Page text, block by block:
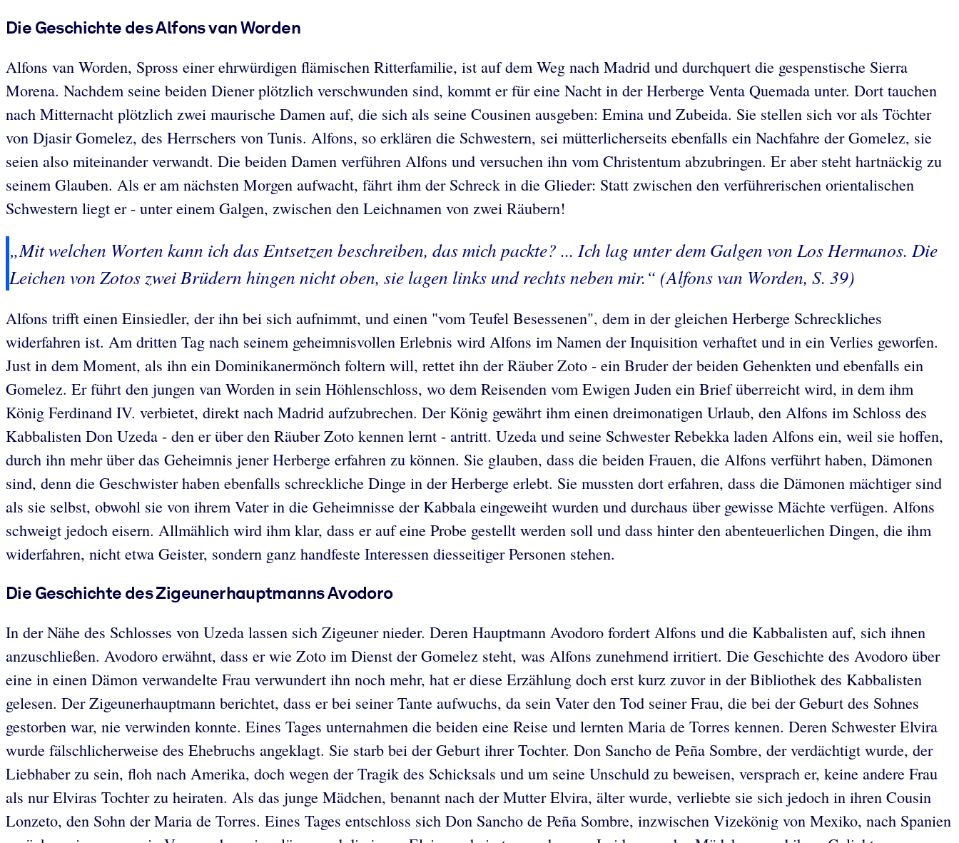
Die Geschichte des Alfons van Worden
Alfons van Worden, Spross einer ehrwürdigen flämischen Ritterfamilie, ist auf dem Weg nach Madrid und durchquert die gespenstische Sierra
Morena. Nachdem seine beiden Diener plötzlich verschwunden sind, kommt er für eine Nacht in der Herberge Venta Quemada unter. Dort tauchen
nach Mitternacht plötzlich zwei maurische Damen auf, die sich als seine Cousinen ausgeben: Emina und Zubeida. Sie stellen sich vor als Töchter
von Djasir Gomelez, des Herrschers von Tunis. Alfons, so erklären die Schwestern, sei mütterlicherseits ebenfalls ein Nachfahre der Gomelez, sie
seien also miteinander verwandt. Die beiden Damen verführen Alfons und versuchen ihn vom Christentum abzubringen. Er aber steht hartnäckig zu
seinem Glauben. Als er am nächsten Morgen aufwacht, fährt ihm der Schreck in die Glieder: Statt zwischen den verführerischen orientalischen
Schwestern liegt er - unter einem Galgen, zwischen den Leichnamen von zwei Räubern!
„Mit welchen Worten kann ich das Entsetzen beschreiben, das mich packte? ... Ich lag unter dem Galgen von Los Hermanos. Die
Leichen von Zotos zwei Brüdern hingen nicht oben, sie lagen links und rechts neben mir.“ (Alfons van Worden, S. 39)
Alfons trifft einen Einsiedler, der ihn bei sich aufnimmt, und einen "vom Teufel Besessenen", dem in der gleichen Herberge Schreckliches
widerfahren ist. Am dritten Tag nach seinem geheimnisvollen Erlebnis wird Alfons im Namen der Inquisition verhaftet und in ein Verlies geworfen.
Just in dem Moment, als ihn ein Dominikanermönch foltern will, rettet ihn der Räuber Zoto - ein Bruder der beiden Gehenkten und ebenfalls ein
Gomelez. Er führt den jungen van Worden in sein Höhlenschloss, wo dem Reisenden vom Ewigen Juden ein Brief überreicht wird, in dem ihm
König Ferdinand IV. verbietet, direkt nach Madrid aufzubrechen. Der König gewährt ihm einen dreimonatigen Urlaub, den Alfons im Schloss des
Kabbalisten Don Uzeda - den er über den Räuber Zoto kennen lernt - antritt. Uzeda und seine Schwester Rebekka laden Alfons ein, weil sie hoffen,
durch ihn mehr über das Geheimnis jener Herberge erfahren zu können. Sie glauben, dass die beiden Frauen, die Alfons verführt haben, Dämonen
sind, denn die Geschwister haben ebenfalls schreckliche Dinge in der Herberge erlebt. Sie mussten dort erfahren, dass die Dämonen mächtiger sind
als sie selbst, obwohl sie von ihrem Vater in die Geheimnisse der Kabbala eingeweiht wurden und durchaus über gewisse Mächte verfügen. Alfons
schweigt jedoch eisern. Allmählich wird ihm klar, dass er auf eine Probe gestellt werden soll und dass hinter den abenteuerlichen Dingen, die ihm
widerfahren, nicht etwa Geister, sondern ganz handfeste Interessen diesseitiger Personen stehen.
Die Geschichte des Zigeunerhauptmanns Avodoro
In der Nähe des Schlosses von Uzeda lassen sich Zigeuner nieder. Deren Hauptmann Avodoro fordert Alfons und die Kabbalisten auf, sich ihnen
anzuschließen. Avodoro erwähnt, dass er wie Zoto im Dienst der Gomelez steht, was Alfons zunehmend irritiert. Die Geschichte des Avodoro über
eine in einen Dämon verwandelte Frau verwundert ihn noch mehr, hat er diese Erzählung doch erst kurz zuvor in der Bibliothek des Kabbalisten
gelesen. Der Zigeunerhauptmann berichtet, dass er bei seiner Tante aufwuchs, da sein Vater den Tod seiner Frau, die bei der Geburt des Sohnes
gestorben war, nie verwinden konnte. Eines Tages unternahmen die beiden eine Reise und lernten Maria de Torres kennen. Deren Schwester Elvira
wurde fälschlicherweise des Ehebruchs angeklagt. Sie starb bei der Geburt ihrer Tochter. Don Sancho de Peña Sombre, der verdächtigt wurde, der
Liebhaber zu sein, floh nach Amerika, doch wegen der Tragik des Schicksals und um seine Unschuld zu beweisen, versprach er, keine andere Frau
als nur Elviras Tochter zu heiraten. Als das junge Mädchen, benannt nach der Mutter Elvira, älter wurde, verliebte sie sich jedoch in ihren Cousin
Lonzeto, den Sohn der Maria de Torres. Eines Tages entschloss sich Don Sancho de Peña Sombre, inzwischen Vizekönig von Mexiko, nach Spanien